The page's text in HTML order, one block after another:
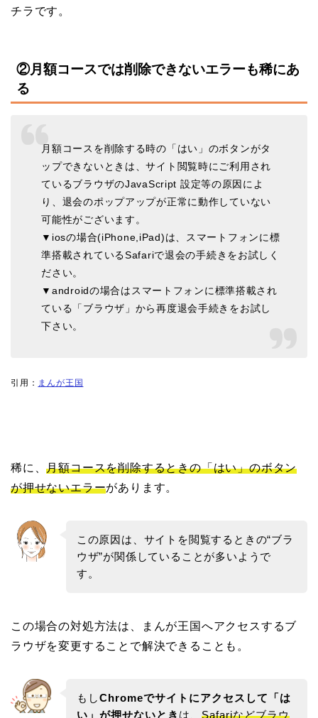
チラです。
②月額コースでは削除できないエラーも稀にあ
る
月額コースを削除する時の「はい」のボタンがタ
ップできないときは、サイト閲覧時にご利用され
ているブラウザのJavaScript 設定等の原因によ
り、退会のポップアップが正常に動作していない
可能性がございます。
▼iosの場合(iPhone,iPad)は、スマートフォンに標
準搭載されているSafariで退会の手続きをお試しく
ださい。
▼androidの場合はスマートフォンに標準搭載され
ている「ブラウザ」から再度退会手続きをお試し
下さい。
引用： まんが王国
稀に、月額コースを削除するときの「はい」のボタン
が押せないエラーがあります。
この原因は、サイトを閲覧するときの“ブラ
ウザ”が関係していることが多いようで
す。
この場合の対処方法は、まんが王国へアクセスするブ
ラウザを変更することで解決できることも。
もしChromeでサイトにアクセスして「は
い」が押せないとき は、 Safariなどブラウ